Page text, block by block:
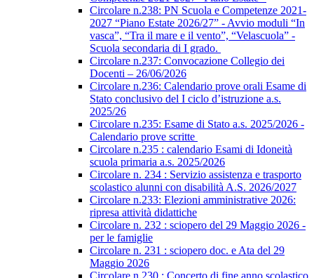
Circolare n.238: PN Scuola e Competenze 2021-
2027 “Piano Estate 2026/27” - Avvio moduli “In
vasca”, “Tra il mare e il vento”, “Velascuola” -
Scuola secondaria di I grado.
Circolare n.237: Convocazione Collegio dei
Docenti – 26/06/2026
Circolare n.236: Calendario prove orali Esame di
Stato conclusivo del I ciclo d’istruzione a.s.
2025/26
Circolare n.235: Esame di Stato a.s. 2025/2026 -
Calendario prove scritte
Circolare n.235 : calendario Esami di Idoneità
scuola primaria a.s. 2025/2026
Circolare n. 234 : Servizio assistenza e trasporto
scolastico alunni con disabilità A.S. 2026/2027
Circolare n.233: Elezioni amministrative 2026:
ripresa attività didattiche
Circolare n. 232 : sciopero del 29 Maggio 2026 -
per le famiglie
Circolare n. 231 : sciopero doc. e Ata del 29
Maggio 2026